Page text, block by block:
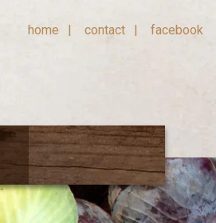
home contact facebook